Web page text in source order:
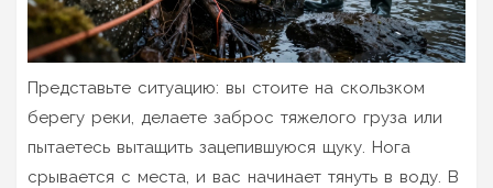
Представьте ситуацию: вы стоите на скользком
берегу реки, делаете заброс тяжелого груза или
пытаетесь вытащить зацепившуюся щуку. Нога
срывается с места, и вас начинает тянуть в воду. В